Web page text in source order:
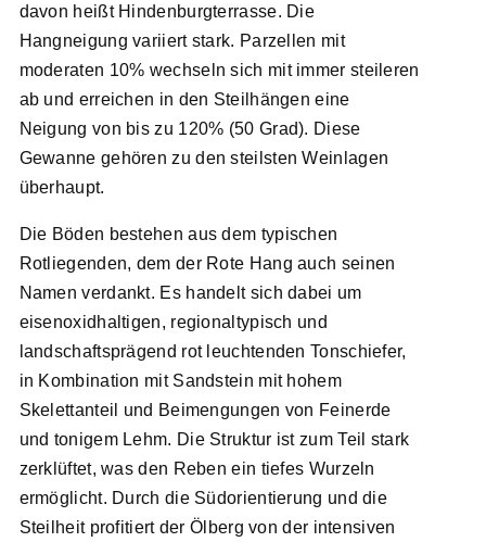
davon heißt Hindenburgterrasse. Die
Hangneigung variiert stark. Parzellen mit
moderaten 10% wechseln sich mit immer steileren
ab und erreichen in den Steilhängen eine
Neigung von bis zu 120% (50 Grad). Diese
Gewanne gehören zu den steilsten Weinlagen
überhaupt.
Die Böden bestehen aus dem typischen
Rotliegenden, dem der Rote Hang auch seinen
Namen verdankt. Es handelt sich dabei um
eisenoxidhaltigen, regionaltypisch und
landschaftsprägend rot leuchtenden Tonschiefer,
in Kombination mit Sandstein mit hohem
Skelettanteil und Beimengungen von Feinerde
und tonigem Lehm. Die Struktur ist zum Teil stark
zerklüftet, was den Reben ein tiefes Wurzeln
ermöglicht. Durch die Südorientierung und die
Steilheit profitiert der Ölberg von der intensiven